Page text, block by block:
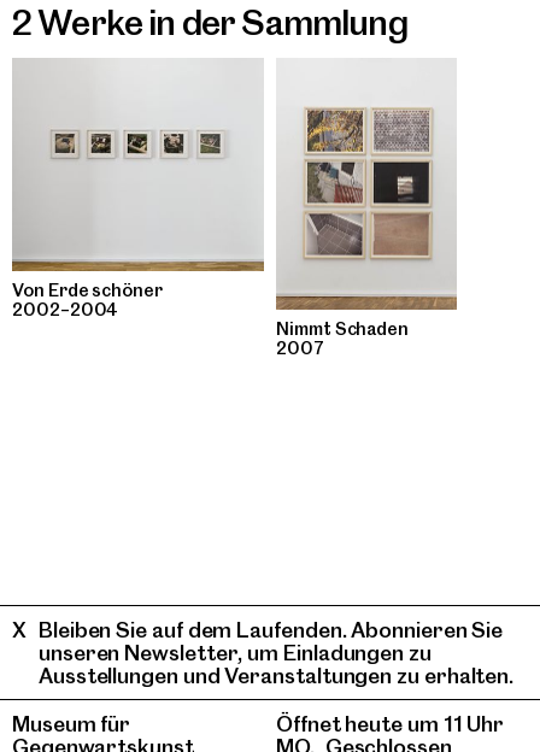
2 Werke in der Sammlung
Von Erde schöner
2002–2004
Nimmt Schaden
2007
Museum für
Gegenwartskunst
Öffnet heute um 11 Uhr
MO. Geschlossen
Bleiben Sie auf dem Laufenden. Abonnieren Sie
unseren Newsletter, um Einladungen zu
Ausstellungen und Veranstaltungen zu erhalten.